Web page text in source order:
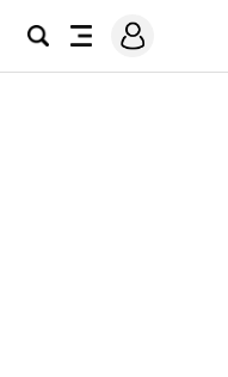
검
전
메
그